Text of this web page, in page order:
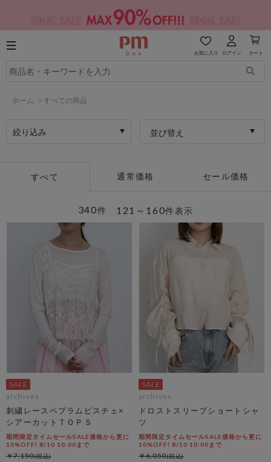
お気に入り ログイン カート
ホーム > すべての商品
絞り込み 並び替え
すべて 通常価格 セール価格
121～160件表示
340件
archives
刺繍レースペプラムビスチェ×
シアーカットＴＯＰＳ
期間限定タイムセールSALE価格から更に
10%OFF! 8/10 10:00まで
￥7,150
archives
ドロストスリーブショートシャ
ツ
期間限定タイムセールSALE価格から更に
10%OFF! 8/10 10:00まで
￥6,050